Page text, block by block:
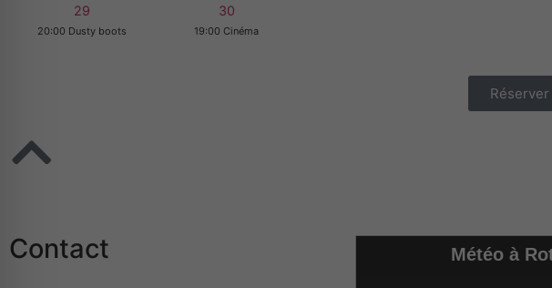
29
20:00 Dusty boots
30
19:00 Cinéma
Réserver
Contact Météo à